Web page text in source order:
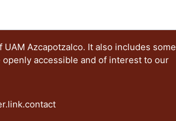
Azcapotzalco. It also includes some
accessible and of interest to our